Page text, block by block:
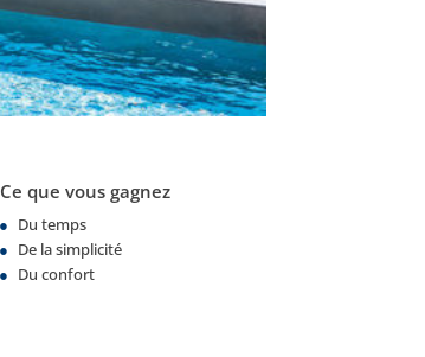
Ce que vous gagnez
Du temps
De la simplicité
Du confort